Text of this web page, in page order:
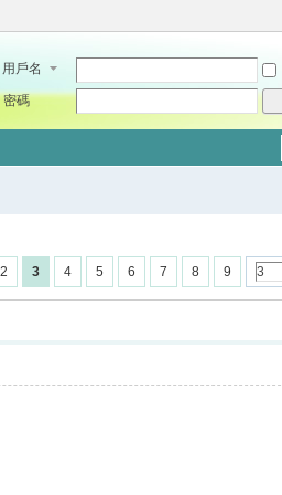
用戶名
密碼
2 3 4 5 6 7 8 9